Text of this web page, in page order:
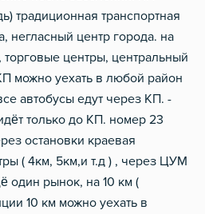
традиционная транспортная
негласный центр города. на
торговые центры, центральный
можно уехать в любой район
автобусы едут через КП. -
только до КП. номер 23
остановки краевая
( 4км, 5км,и т.д ) , через ЦУМ
один рынок, на 10 км (
10 км можно уехать в